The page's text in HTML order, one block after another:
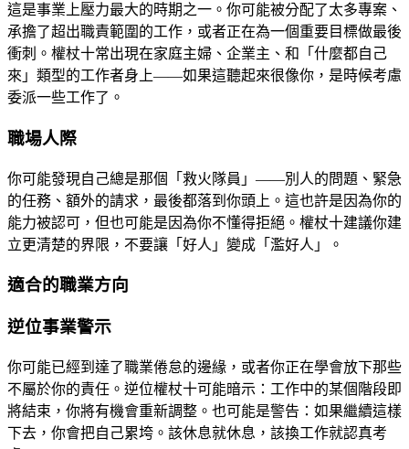
這是事業上壓力最大的時期之一。你可能被分配了太多專案、
承擔了超出職責範圍的工作，或者正在為一個重要目標做最後
衝刺。權杖十常出現在家庭主婦、企業主、和「什麼都自己
來」類型的工作者身上——如果這聽起來很像你，是時候考慮
委派一些工作了。
職場人際
你可能發現自己總是那個「救火隊員」——別人的問題、緊急
的任務、額外的請求，最後都落到你頭上。這也許是因為你的
能力被認可，但也可能是因為你不懂得拒絕。權杖十建議你建
立更清楚的界限，不要讓「好人」變成「濫好人」。
適合的職業方向
逆位事業警示
你可能已經到達了職業倦怠的邊緣，或者你正在學會放下那些
不屬於你的責任。逆位權杖十可能暗示：工作中的某個階段即
將結束，你將有機會重新調整。也可能是警告：如果繼續這樣
下去，你會把自己累垮。該休息就休息，該換工作就認真考